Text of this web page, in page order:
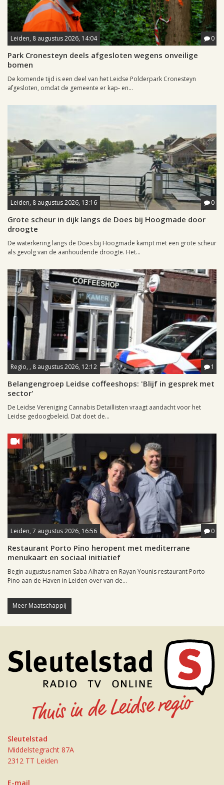
Leiden, 8 augustus 2026, 14:04 0
Park Cronesteyn deels afgesloten wegens onveilige
bomen
De komende tijd is een deel van het Leidse Polderpark Cronesteyn
afgesloten, omdat de gemeente er kap- en...
Leiden, 8 augustus 2026, 13:16 0
Grote scheur in dijk langs de Does bij Hoogmade door
droogte
De waterkering langs de Does bij Hoogmade kampt met een grote scheur
als gevolg van de aanhoudende droogte. Het...
Regio, , 8 augustus 2026, 12:12 1
Belangengroep Leidse coffeeshops: 'Blijf in gesprek met
sector'
De Leidse Vereniging Cannabis Detaillisten vraagt aandacht voor het
Leidse gedoogbeleid. Dat doet de...
Leiden, 7 augustus 2026, 16:56 0
Restaurant Porto Pino heropent met mediterrane
menukaart en sociaal initiatief
Begin augustus namen Saba Alhatra en Rayan Younis restaurant Porto
Pino aan de Haven in Leiden over van de...
Meer Maatschappij
Sleutelstad
Middelstegracht 87A
2312 TT Leiden
E-mail